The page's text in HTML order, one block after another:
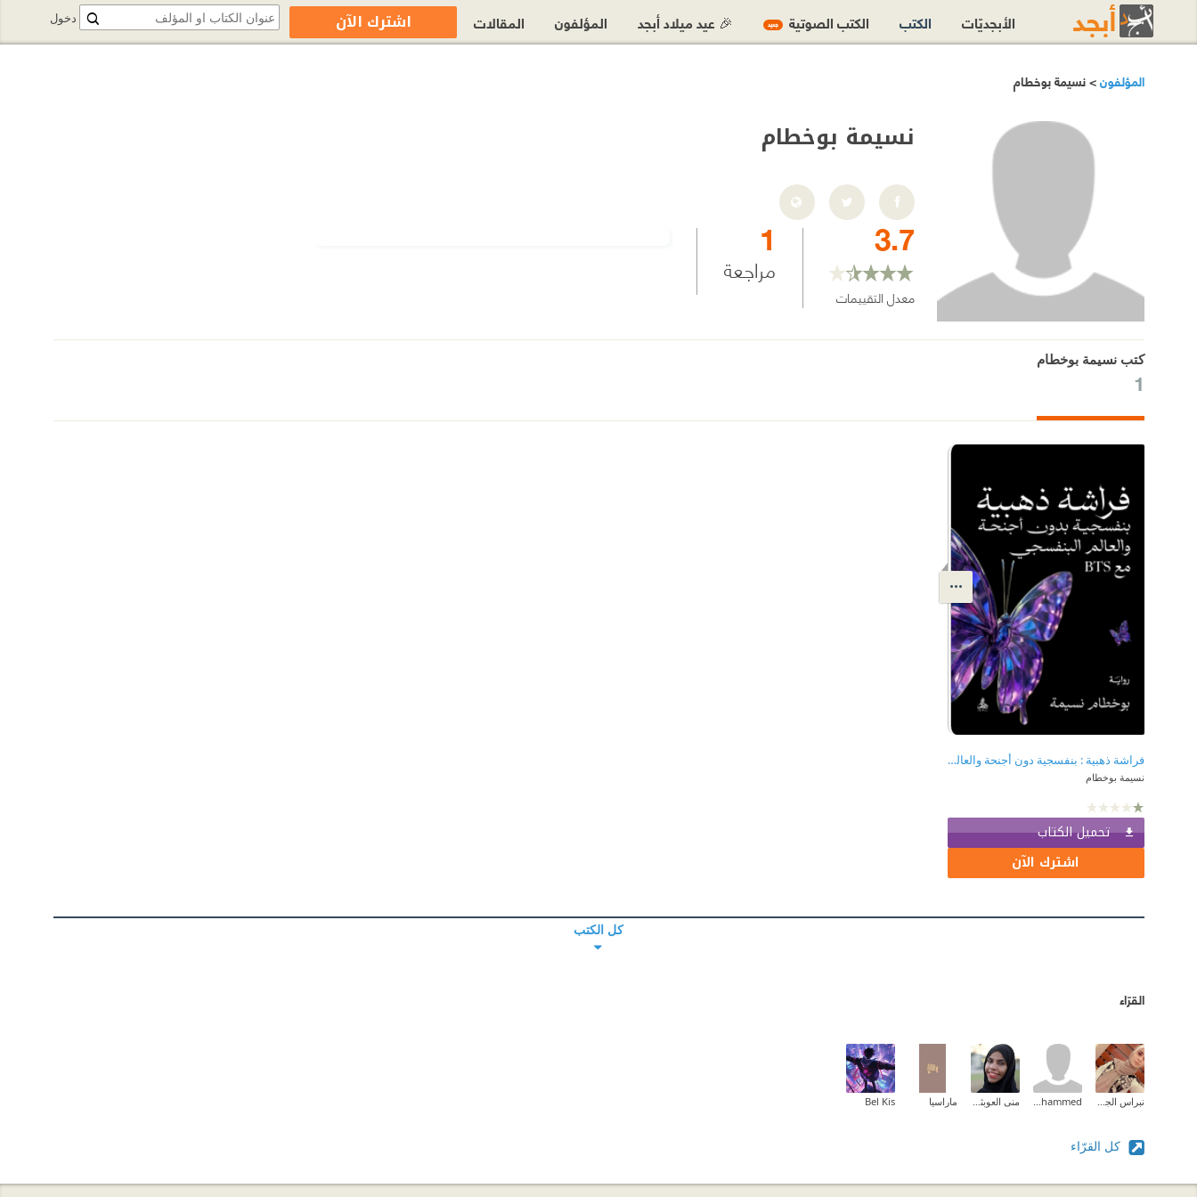
المؤلفون> نسيمة بوخطام
نسيمة بوخطام
3.7
معدل التقييمات
1
مراجعة
كتب نسيمة بوخطام
1
فراشة ذهبية : بنفسجية دون أجنحة والعالم البنفسجي مع BTS
نسيمة بوخطام
تحميل الكتاب
اشترك الآن
كل الكتب
القرّاء
ماراسيا Bel Kis
كل القرّاء
دخول الأبجديّات الكتب الكتب الصوتية جديد 🎉 عيد ميلاد أبجد المؤلفون المقالات اشترك الآن